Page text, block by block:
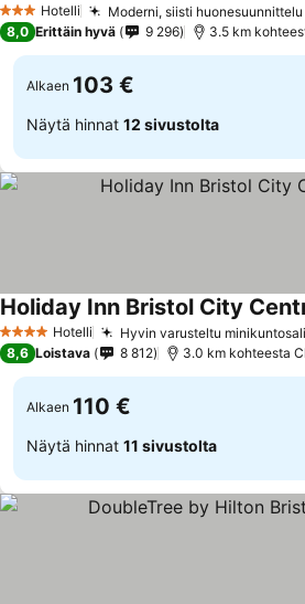
3 Tähtiluokitus
Hotelli Moderni, siisti huonesuunnittelu
8,0 Erittäin hyvä 9 296 3.5 km
Alkaen 103 €
Näytä hinnat 12 sivustolta
4 Tähtiluokitus
Hotelli Hyvin varusteltu minikuntosali
Holiday Inn Bristol City
8,6 Loistava 8 812 3.0 km kohteesta
Alkaen 110 €
Näytä hinnat 11 sivustolta